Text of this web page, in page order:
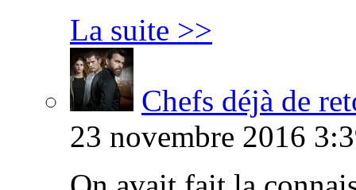
La suite >>
Chefs déjà de
23 novembre 2016